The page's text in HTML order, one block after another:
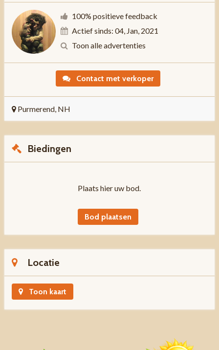
100% positieve feedback
Actief sinds: 04, Jan, 2021
Toon alle advertenties
Contact met verkoper
Purmerend, NH
Biedingen
Plaats hier uw bod.
Bod plaatsen
Locatie
Toon kaart